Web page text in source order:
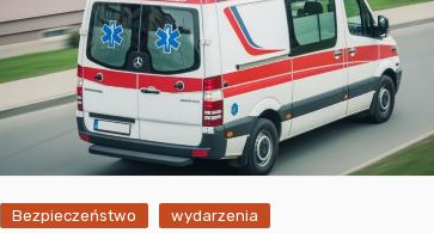
Bezpieczeństwo wydarzenia